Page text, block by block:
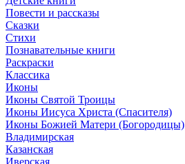
Повести и рассказы
Сказки
Стихи
Познавательные книги
Раскраски
Классика
Иконы
Иконы Святой Троицы
Иконы Иисуса Христа (Спасителя)
Иконы Божией Матери (Богородицы)
Владимирская
Казанская
Иверская